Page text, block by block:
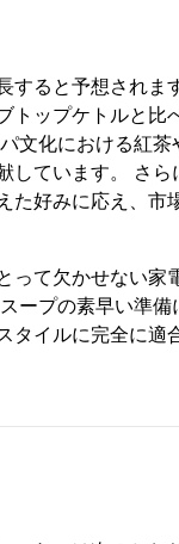
すると予想されま
トップケトルと比
文化における紅茶
しています。 さら
た好みに応え、市
って欠かせない家
ープの素早い準備
タイルに完全に適